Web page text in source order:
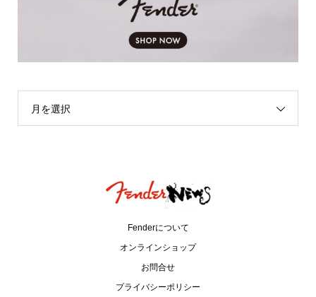
月を選択
Fenderについて
オンラインショップ
お問合せ
プライバシーポリシー